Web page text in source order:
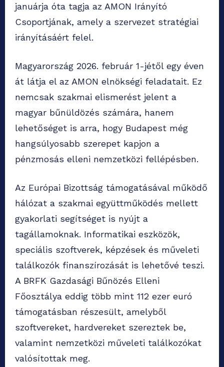
januárja óta tagja az AMON Irányító
Csoportjának, amely a szervezet stratégiai
irányításáért felel.
Magyarország 2026. február 1-jétől egy éven
át látja el az AMON elnökségi feladatait. Ez
nemcsak szakmai elismerést jelent a
magyar bűnüldözés számára, hanem
lehetőséget is arra, hogy Budapest még
hangsúlyosabb szerepet kapjon a
pénzmosás elleni nemzetközi fellépésben.
Az Európai Bizottság támogatásával működő
hálózat a szakmai együttműködés mellett
gyakorlati segítséget is nyújt a
tagállamoknak. Informatikai eszközök,
speciális szoftverek, képzések és műveleti
találkozók finanszírozását is lehetővé teszi.
A BRFK Gazdasági Bűnözés Elleni
Főosztálya eddig több mint 112 ezer euró
támogatásban részesült, amelyből
szoftvereket, hardvereket szereztek be,
valamint nemzetközi műveleti találkozókat
valósítottak meg.